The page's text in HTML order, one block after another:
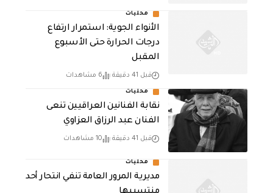
محليات
الأنواء الجوية: استمرار ارتفاع
درجات الحرارة حتى الأسبوع
المقبل
قبل 41 دقيقة 6 مشاهدات
محليات
نقابة الفنانين العراقيين تنعى
الفنان عبد الرزاق العزاوي
قبل 41 دقيقة 10 مشاهدات
محليات
مديرية المرور العامة تنفي انتحار أحد